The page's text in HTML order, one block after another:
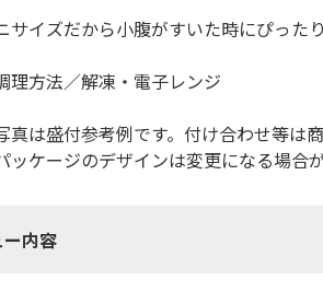
サイズだから小腹がすいた時にぴったり
理方法／解凍・電子レンジ
真は盛付参考例です。付け合わせ等は
ッケージのデザインは変更になる場合が
ー内容